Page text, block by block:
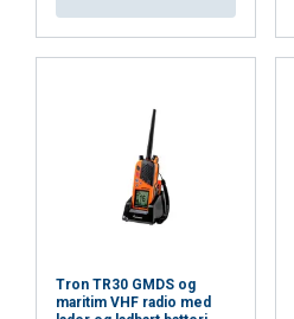
Tron TR30 GMDS og
maritim VHF radio med